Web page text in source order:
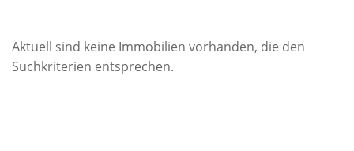
Aktuell sind keine Immobilien vorhanden, die den
Suchkriterien entsprechen.